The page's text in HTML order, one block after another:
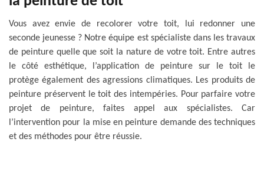
Vous avez envie de recolorer votre toit, lui redonner une
seconde jeunesse ? Notre équipe est spécialiste dans les travaux
de peinture quelle que soit la nature de votre toit. Entre autres
le côté esthétique, l’application de peinture sur le toit le
protège également des agressions climatiques. Les produits de
peinture préservent le toit des intempéries. Pour parfaire votre
projet de peinture, faites appel aux spécialistes. Car
l’intervention pour la mise en peinture demande des techniques
et des méthodes pour être réussie.